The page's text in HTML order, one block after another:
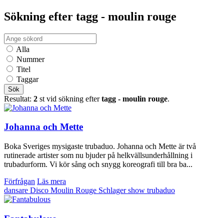
Sökning efter tagg - moulin rouge
Alla
Nummer
Titel
Taggar
Sök
Resultat: 2 st vid sökning eftertagg - moulin rouge.
Johanna och Mette
Boka Sveriges mysigaste trubaduo. Johanna och Mette är två
rutinerade artister som nu bjuder på helkvällsunderhållning i
trubadurform. Vi kör sång och snygg koreografi till bra ba...
Förfrågan Läs mera
dansare Disco Moulin Rouge Schlagershow trubaduo